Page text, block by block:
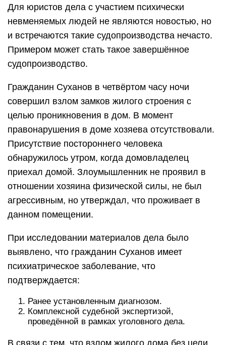
Для юристов дела с участием психически
невменяемых людей не являются новостью, но
и встречаются такие судопроизводства нечасто.
Примером может стать такое завершённое
судопроизводство.
Гражданин Суханов в четвёртом часу ночи
совершил взлом замков жилого строения с
целью проникновения в дом. В момент
правонарушения в доме хозяева отсутствовали.
Присутствие постороннего человека
обнаружилось утром, когда домовладелец
приехал домой. Злоумышленник не проявил в
отношении хозяина физической силы, не был
агрессивным, но утверждал, что проживает в
данном помещении.
При исследовании материалов дела было
выявлено, что гражданин Суханов имеет
психиатрическое заболевание, что
подтверждается:
Ранее установленным диагнозом.
Комплексной судебной экспертизой,
проведённой в рамках уголовного дела.
В связи с тем, что взлом жилого дома без цели